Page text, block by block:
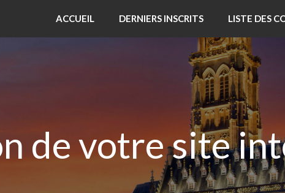
ACCUEIL DERNIERS INSCRITS LISTE DES
de votre site